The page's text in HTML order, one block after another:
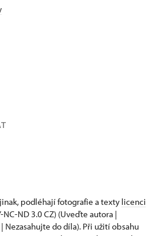
podléhají fotografie a texty licenci
NC-ND 3.0 CZ) (Uveďte autora |
do díla). Při užití obsahu